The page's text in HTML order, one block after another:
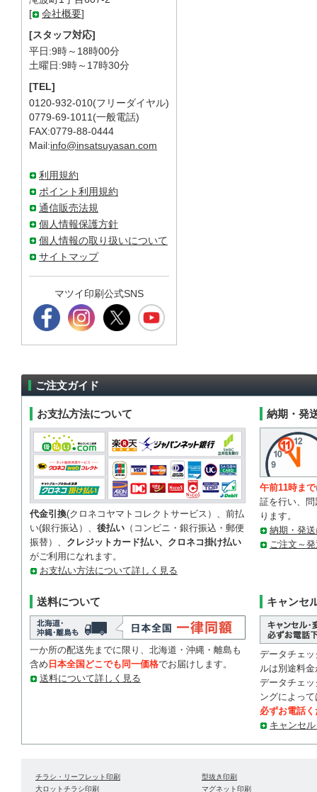
[
会社概要]
[スタッフ対応]
平日:9時～18時00分
土曜日:9時～17時30分
[TEL]
0120-932-010(フリーダイヤル)
0779-69-1011(一般電話)
FAX:0779-88-0444
Mail:info@insatsuyasan.com
利用規約
ポイント利用規約
通信販売法規
個人情報保護方針
個人情報の取り扱いについて
サイトマップ
マツイ印刷公式SNS
ご注文ガイド
お支払方法について
代金引換(クロネコヤマトコレクトサービス）、前払
い(銀行振込）、 後払い （コンビニ・銀行振込・郵便
振替）、 クレジットカード払い、クロネコ掛け払い
がご利用になれます。
お支払い方法について詳しく見る
送料について
一か所の配送先までに限り、北海道・沖縄・離島も
含め 日本全国どこでも同一価格でお届けします。
送料について詳しく見る
納期・発
午前11時まで
証を行い、
ります。
納期・発
ご注文～
キャンセ
データチェ
ルは別途料
データチェ
ングによっ
必ずお電話
キャンセ
チラシ・リーフレット印刷
大ロットチラシ印刷
型抜き印刷
マグネット印刷